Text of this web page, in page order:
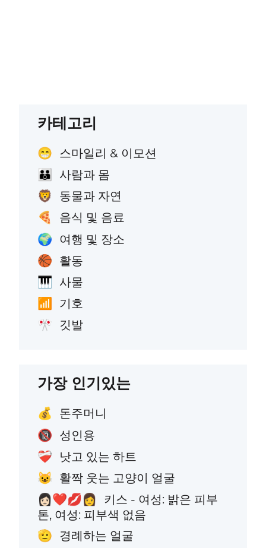
카테고리
😁 스마일리 & 이모션
👪 사람과 몸
🦁 동물과 자연
🍕 음식 및 음료
🌍 여행 및 장소
🏀 활동
🎹 사물
📶 기호
🎌 깃발
가장 인기있는
💰 돈주머니
🔞 성인용
❤️‍🩹 낫고 있는 하트
😺 활짝 웃는 고양이 얼굴
👩🏻‍❤️‍💋‍👩
키스 - 여성: 밝은 피부
톤, 여성: 피부색 없음
🫡 경례하는 얼굴